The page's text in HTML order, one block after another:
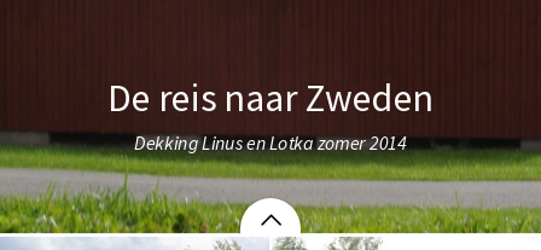
De reis naar Zweden
Dekking Linus en Lotka zomer 2014